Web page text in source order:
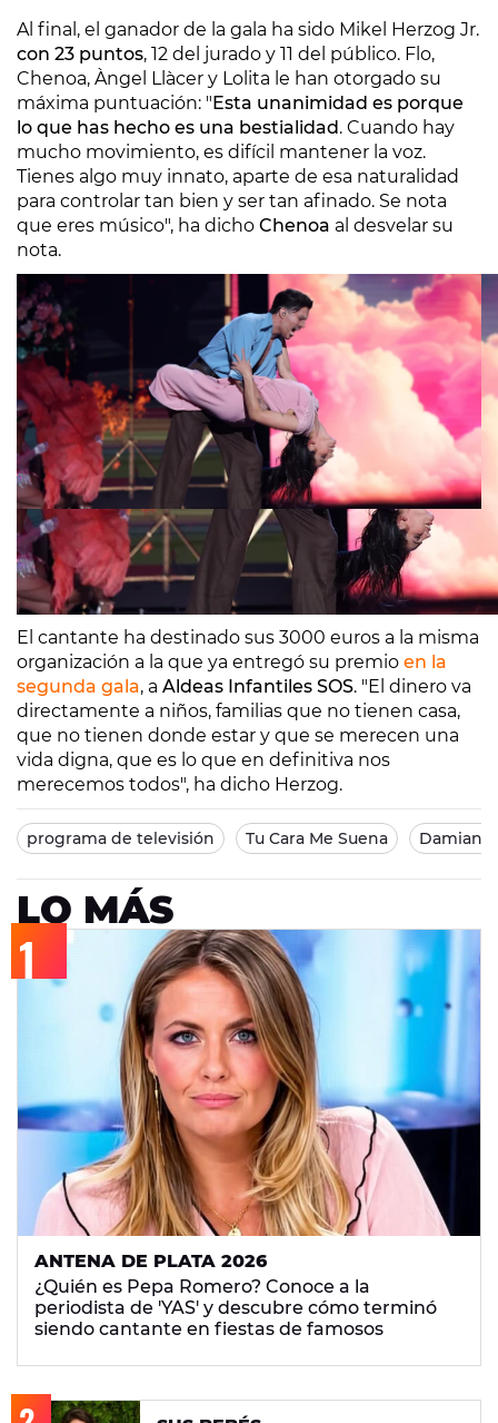
Al final, el ganador de la gala ha sido Mikel Herzog Jr.
con 23 puntos, 12 del jurado y 11 del público. Flo,
Chenoa, Àngel Llàcer y Lolita le han otorgado su
máxima puntuación: "Esta unanimidad es porque
lo que has hecho es una bestialidad. Cuando hay
mucho movimiento, es difícil mantener la voz.
Tienes algo muy innato, aparte de esa naturalidad
para controlar tan bien y ser tan afinado. Se nota
que eres músico", ha dicho Chenoa al desvelar su
nota.
El cantante ha destinado sus 3000 euros a la misma
organización a la que ya entregó su premio en la
segunda gala, a Aldeas Infantiles SOS. "El dinero va
directamente a niños, familias que no tienen casa,
que no tienen donde estar y que se merecen una
vida digna, que es lo que en definitiva nos
merecemos todos", ha dicho Herzog.
programa de televisión Tu Cara Me Suena Damiano
LO MÁS
ANTENA DE PLATA 2026
¿Quién es Pepa Romero? Conoce a la
periodista de 'YAS' y descubre cómo terminó
siendo cantante en fiestas de famosos